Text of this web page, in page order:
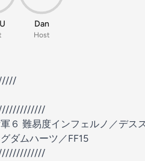
Dan
Host
６ 難易度インフェルノ／デス
ダムハーツ／FF15